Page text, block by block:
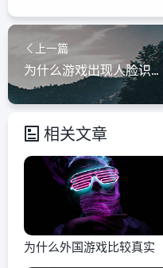
上一篇
为什么游戏出现人脸识别
相关文章
为什么外国游戏比较真实